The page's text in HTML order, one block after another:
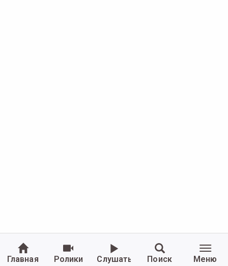
Главная Ролики Слушать Поиск Меню